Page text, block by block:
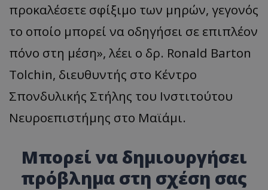
προκαλέσετε σφίξιμο των μηρών, γεγονός
το οποίο μπορεί να οδηγήσει σε επιπλέον
πόνο στη μέση», λέει ο δρ. Ronald Barton
Tolchin, διευθυντής στο Κέντρο
Σπονδυλικής Στήλης του Ινστιτούτου
Νευροεπιστήμης στο Μαϊάμι.
Μπορεί να δημιουργήσει
πρόβλημα στη σχέση σας